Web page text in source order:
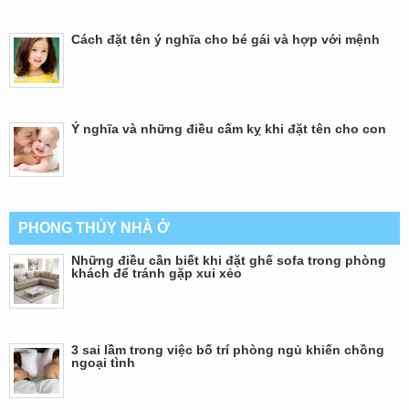
Cách đặt tên ý nghĩa cho bé gái và hợp với mệnh
Ý nghĩa và những điều cấm kỵ khi đặt tên cho con
PHONG THỦY NHÀ Ở
Những điều cần biết khi đặt ghế sofa trong phòng
khách để tránh gặp xui xẻo
3 sai lầm trong việc bố trí phòng ngủ khiến chồng
ngoại tình